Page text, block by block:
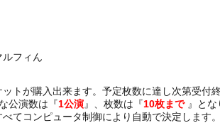
ルフィん
トが購入出来ます。予定枚数に達し次第受付
公演数は『1公演』、枚数は『10枚まで 』と
てコンピュータ制御により自動で決定します。